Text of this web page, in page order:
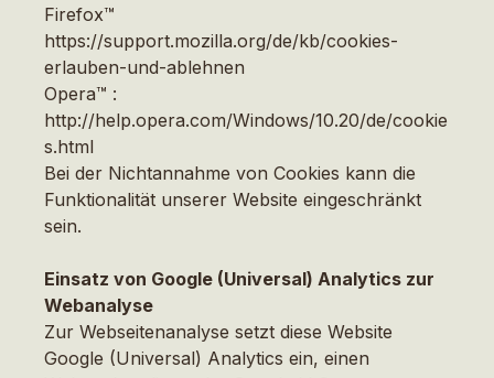
Firefox™
https://support.mozilla.org/de/kb/cookies-
erlauben-und-ablehnen
Opera™ :
http://help.opera.com/Windows/10.20/de/cookie
s.html
Bei der Nichtannahme von Cookies kann die
Funktionalität unserer Website eingeschränkt
sein.
Einsatz von Google (Universal) Analytics zur
Webanalyse
Zur Webseitenanalyse setzt diese Website
Google (Universal) Analytics ein, einen